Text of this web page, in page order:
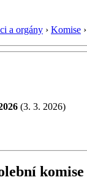
a orgány › Komise ›
(3. 3. 2026)
komise